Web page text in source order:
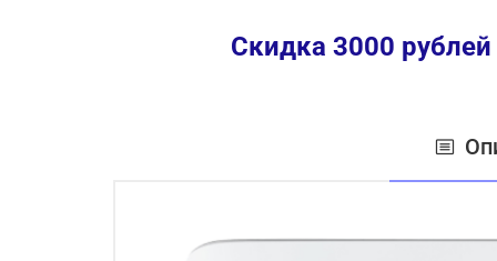
Скидка 3000 рублей